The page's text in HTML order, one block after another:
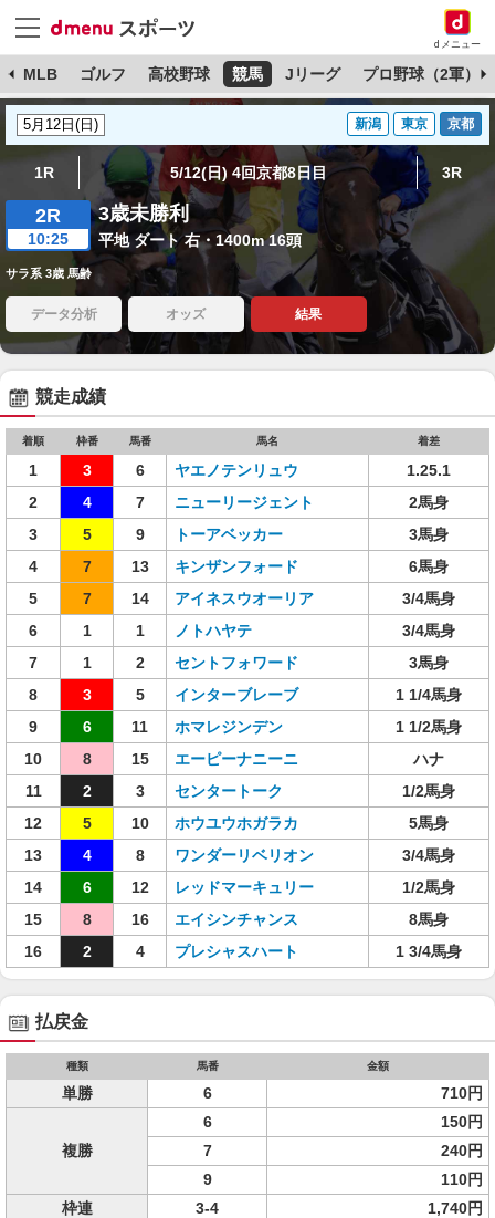
dメニュー
MLB ゴルフ 高校野球 競馬 Jリーグ プロ野球（2軍）
新潟 東京 京都
1R 5/12(日) 4回京都8日目 3R
2R
10:25
3歳未勝利
平地 ダート 右・1400m 16頭
サラ系 3歳 馬齢
データ分析 オッズ 結果
競走成績
着順 枠番 馬番 馬名 着差
1 3 6 ヤエノテンリュウ
1.25.1
2
4 7 ニューリージェント
2馬身
3
5 9 トーアベッカー
3馬身
4
7 13 キンザンフォード
6馬身
5
7 14 アイネスウオーリア
3/4馬身
6
1 1 ノトハヤテ
3/4馬身
7
1 2 セントフォワード
3馬身
8
3 5 インターブレーブ
1 1/4馬身
9
6 11 ホマレジンデン
1 1/2馬身
10
8 15 エーピーナニーニ
ハナ
11
2 3 センタートーク
1/2馬身
12
5 10 ホウユウホガラカ
5馬身
13
4 8 ワンダーリベリオン
3/4馬身
14
6 12 レッドマーキュリー
1/2馬身
15
8 16 エイシンチャンス
8馬身
16
2 4 プレシャスハート 1 3/4馬身
払戻金
種類 馬番 金額
単勝 6 710円
複勝
6
150円
7
240円
9
110円
枠連
3-4 1,740円